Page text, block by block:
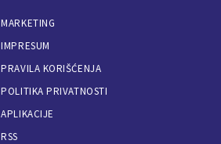
MARKETING
IMPRESUM
PRAVILA KORIŠĆENJA
POLITIKA PRIVATNOSTI
APLIKACIJE
RSS